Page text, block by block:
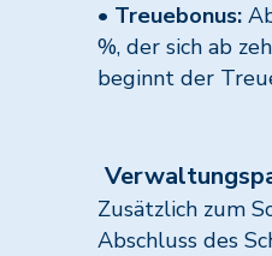
• Treuebonus:
%, der sich ab
beginnt der
Zusätzlich zum
Abschluss des